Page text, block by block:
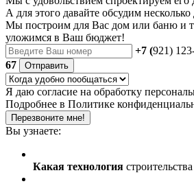
А для этого давайте обсудим несколько
Мы построим для Вас дом или баню и
уложимся в Ваш бюджет!
+7 (921)
67
Отправить
Я даю согласие на обработку
Подробнее в Политике
Перезвоните мне!
Вы узнаете:
Какая технология